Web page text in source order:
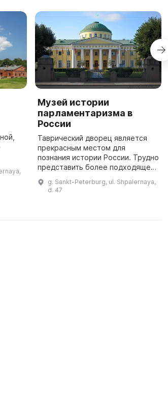
Музей истории
парламентаризма в
России
Таврический дворец является
прекрасным местом для
познания истории России. Трудно
представить более подходящее
Таврический дворец. Здесь с
g. Sankt-Peterburg, ul. Shpalernaya,
d. 47